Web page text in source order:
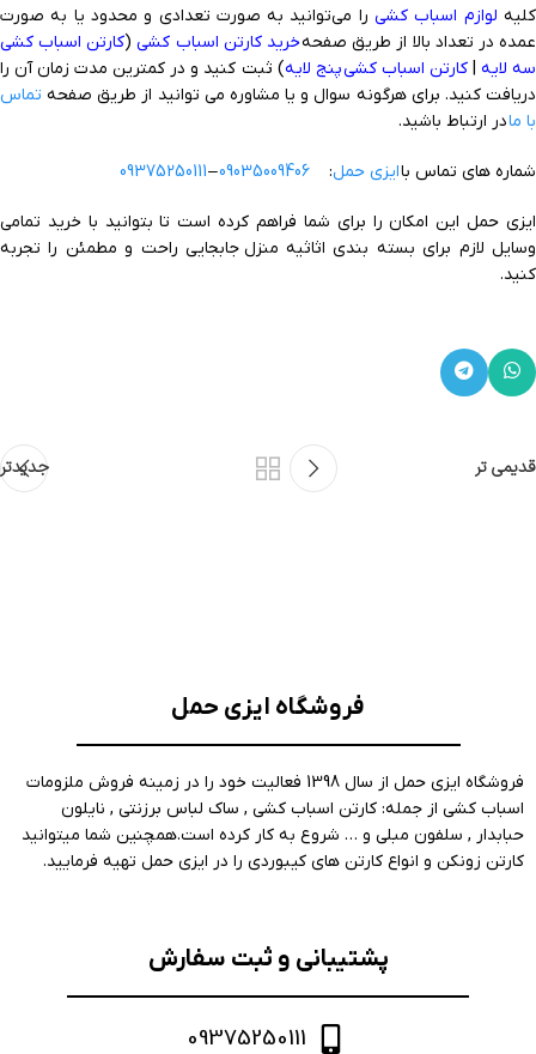
کلیه لوازم اسباب کشیرا می‌توانید به صورت تعدادی و محدود یا به صورت
عمده در تعداد بالا از طریق صفحهخرید کارتن اسباب کشی(کارتن اسباب کشی
سه لایه |کارتن اسباب کشیپنج لایه) ثبت کنید و در کمترین مدت زمان آن را
دریافت کنید. برای هرگونه سوال و یا مشاوره می توانید از طریق صفحه تماس
با مادر ارتباط باشید.
شماره های تماس باایزی حمل:
09035009406
–
09375250111
ایزی حمل این امکان را برای شما فراهم کرده است تا بتوانید با خرید تمامی
وسایل لازم برای بسته بندی اثاثیه منزل جابجایی راحت و مطمئن را تجربه
کنید.
جدیدتر قدیمی تر
فروشگاه ایزی حمل
فروشگاه ایزی حمل از سال 1398 فعالیت خود را در زمینه فروش ملزومات
اسباب کشی از جمله: کارتن اسباب کشی , ساک لباس برزنتی , نایلون
حبابدار , سلفون مبلی و … شروع به کار کرده است.همچنین شما میتوانید
کارتن زونکن و انواع کارتن های کیبوردی را در ایزی حمل تهیه فرمایید.
پشتیبانی و ثبت سفارش
09375250111